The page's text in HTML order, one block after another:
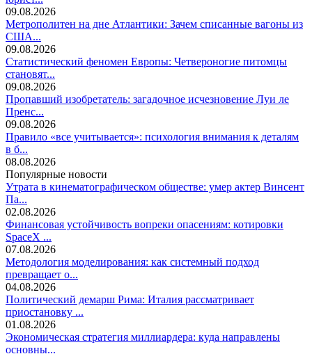
09.08.2026
Метрополитен на дне Атлантики: Зачем списанные вагоны из
США...
09.08.2026
Статистический феномен Европы: Четвероногие питомцы
становят...
09.08.2026
Пропавший изобретатель: загадочное исчезновение Луи ле
Пренс...
09.08.2026
Правило «все учитывается»: психология внимания к деталям
в б...
08.08.2026
Популярные новости
Утрата в кинематографическом обществе: умер актер Винсент
Па...
02.08.2026
Финансовая устойчивость вопреки опасениям: котировки
SpaceX ...
07.08.2026
Методология моделирования: как системный подход
превращает о...
04.08.2026
Политический демарш Рима: Италия рассматривает
приостановку ...
01.08.2026
Экономическая стратегия миллиардера: куда направлены
основны...